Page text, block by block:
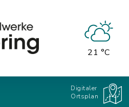
21 °C
Digitaler
Ortsplan